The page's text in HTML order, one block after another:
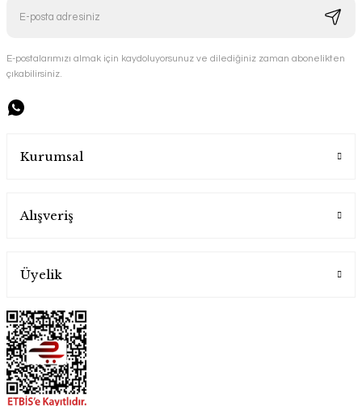
Handygoo
Nezaket İle Parlayan Bakır Tepsi
Handygoo
6.500,00 TL
E-postalarımızı almak için kaydoluyorsunuz ve dilediğiniz zaman abonelikten
çıkabilirsiniz.
Kurumsal
Alışveriş
Üyelik